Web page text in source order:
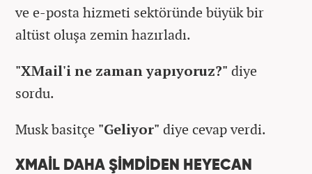
ve e-posta hizmeti sektöründe büyük bir
altüst oluşa zemin hazırladı.
"XMail'i ne zaman yapıyoruz?" diye
sordu.
Musk basitçe "Geliyor" diye cevap verdi.
XMAİL DAHA ŞİMDİDEN HEYECAN